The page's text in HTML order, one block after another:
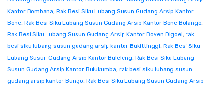
Kantor Bombana, Rak Besi Siku Lubang Susun Gudang Arsip Kantor
Bone, Rak Besi Siku Lubang Susun Gudang Arsip Kantor Bone Bolango,
Rak Besi Siku Lubang Susun Gudang Arsip Kantor Boven Digoel, rak
besi siku lubang susun gudang arsip kantor Bukittinggi, Rak Besi Siku
Lubang Susun Gudang Arsip Kantor Buleleng, Rak Besi Siku Lubang
Susun Gudang Arsip Kantor Bulukumba, rak besi siku lubang susun
gudang arsip kantor Bungo, Rak Besi Siku Lubang Susun Gudang Arsip